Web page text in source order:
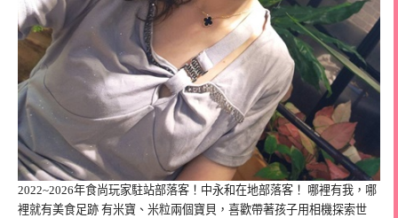
2022~2026年食尚玩家駐站部落客！中永和在地部落客！ 哪裡有我，哪
裡就有美食足跡 有米寶、米粒兩個寶貝，喜歡帶著孩子用相機探索世